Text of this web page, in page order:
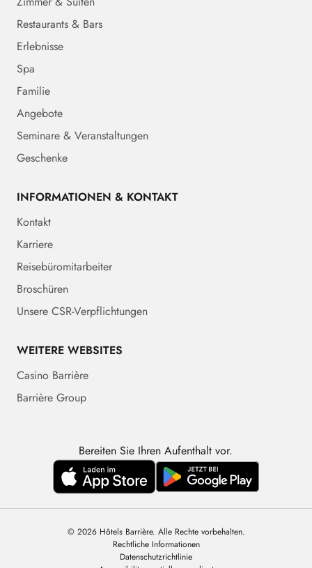
Restaurants & Bars
Erlebnisse
Spa
Familie
Angebote
Seminare & Veranstaltungen
Geschenke
INFORMATIONEN & KONTAKT
Kontakt
Karriere
Reisebüromitarbeiter
Broschüren
Unsere CSR-Verpflichtungen
WEITERE WEBSITES
Casino Barrière
Barrière Group
Bereiten Sie Ihren Aufenthalt vor.
© 2026 Hôtels Barrière. Alle Rechte vorbehalten.
Rechtliche Informationen
Datenschutzrichtlinie